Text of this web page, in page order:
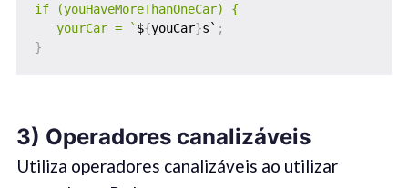
if (youHaveMoreThanOneCar) {
   yourCar =
` ${youCar}s` ;
}
3) Operadores canalizáveis
Utiliza operadores canalizáveis ao utilizar